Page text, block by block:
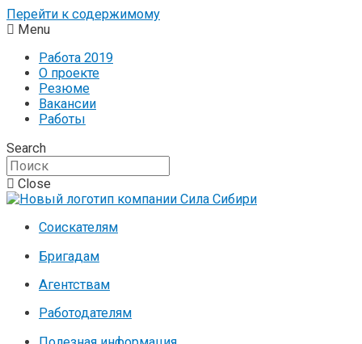
Перейти к содержимому
Menu
Работа 2019
О проекте
Резюме
Вакансии
Работы
Search
Close
Соискателям
Бригадам
Агентствам
Работодателям